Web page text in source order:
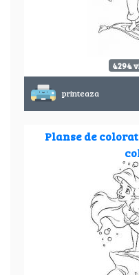
4294
printeaza
Planse de